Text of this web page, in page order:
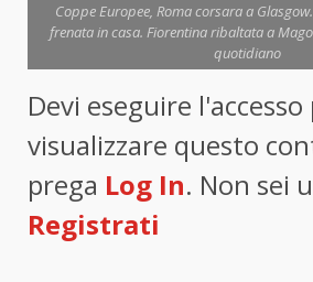
Coppe Europee, Roma corsara a
frenata in casa. Fiorentina ribaltata a
quotidiano
Devi eseguire l'accesso
visualizzare questo
prega Log In. Non sei
Registrati